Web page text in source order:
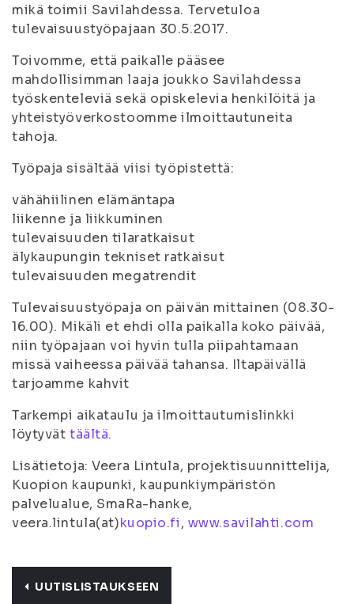
mikä toimii Savilahdessa. Tervetuloa
tulevaisuustyöpajaan 30.5.2017.
Toivomme, että paikalle pääsee
mahdollisimman laaja joukko Savilahdessa
työskenteleviä sekä opiskelevia henkilöitä ja
yhteistyöverkostoomme ilmoittautuneita
tahoja.
Työpaja sisältää viisi työpistettä:
vähähiilinen elämäntapa
liikenne ja liikkuminen
tulevaisuuden tilaratkaisut
älykaupungin tekniset ratkaisut
tulevaisuuden megatrendit
Tulevaisuustyöpaja on päivän mittainen (08.30-
16.00). Mikäli et ehdi olla paikalla koko päivää,
niin työpajaan voi hyvin tulla piipahtamaan
missä vaiheessa päivää tahansa. Iltapäivällä
tarjoamme kahvit
Tarkempi aikataulu ja ilmoittautumislinkki
löytyvättäältä.
Lisätietoja: Veera Lintula, projektisuunnittelija,
Kuopion kaupunki, kaupunkiympäristön
palvelualue, SmaRa-hanke,
veera.lintula(at)kuopio.fi, www.savilahti.com
UUTISLISTAUKSEEN